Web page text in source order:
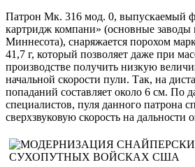
Патрон Мк. 316 мод. 0, выпускаемый
картридж компани» (основные заводы
Миннесота), снаряжается порохом
41,7 г, который позволяет даже при
производстве получить низкую
начальной скорости пули. Так, на
попаданий составляет около 6 см. По
специалистов, пуля данного патрона
сверхзвуковую скорость на дальности